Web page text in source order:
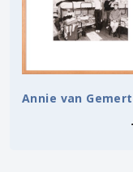
Annie van Gemert